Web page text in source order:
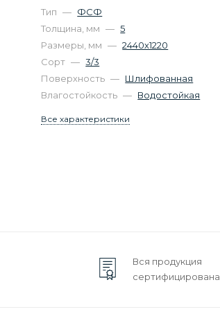
Тип — ФСФ
Толщина, мм — 5
Размеры, мм — 2440х1220
Сорт — 3/3
Поверхность — Шлифованная
Влагостойкость — Водостойкая
Все характеристики
Вся продукция
сертифицирована